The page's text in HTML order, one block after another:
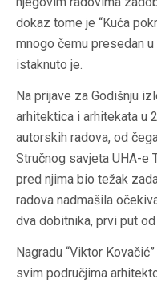
dokaz tome je “Kuća
mnogo čemu presedan
istaknuto je.
Na prijave za Godišnju
arhitektica i arhitekata u
autorskih radova, od
Stručnog savjeta UHA-e
pred njima bio težak
radova nadmašila
dva dobitnika, prvi put
Nagradu “Viktor
svim područjima